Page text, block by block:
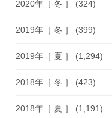
2020年［ 冬 ］ (324)
2019年［ 冬 ］ (399)
2019年［ 夏 ］ (1,294)
2018年［ 冬 ］ (423)
2018年［ 夏 ］ (1,191)